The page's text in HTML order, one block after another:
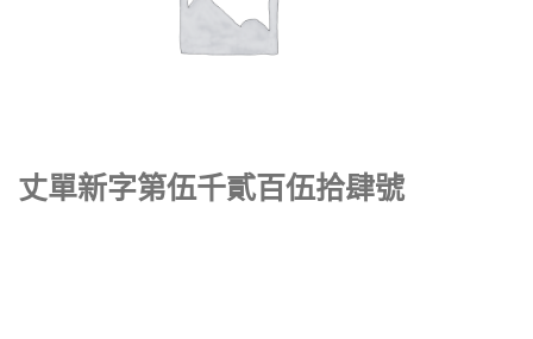
丈單新字第伍千貳百伍拾肆號